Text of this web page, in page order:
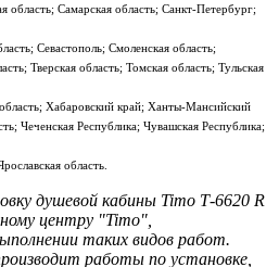
область; Самарская область; Санкт-Петербург;
Севастополь; Смоленская область;
Тверская область; Томская область; Тульская
Хабаровский край; Ханты-Мансийский
Чеченская Республика; Чувашская Республика;
область.
душевой кабины Timo Т-6620 R
центру "Timo",
таких видов работ.
работы по установке,